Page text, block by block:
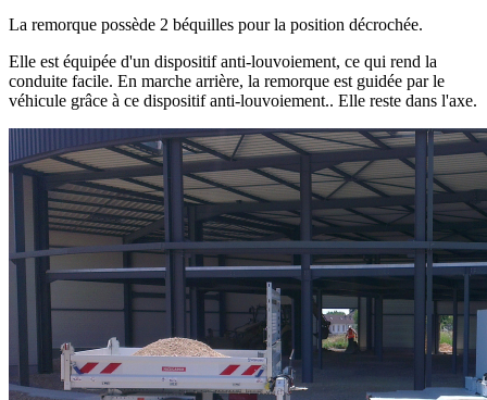
La remorque possède 2 béquilles pour la position décrochée.
Elle est équipée d'un dispositif anti-louvoiement, ce qui rend la
conduite facile. En marche arrière, la remorque est guidée par le
véhicule grâce à ce dispositif anti-louvoiement.. Elle reste dans l'axe.